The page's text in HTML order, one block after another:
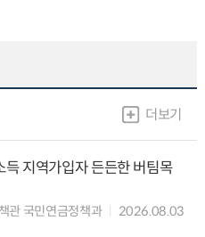
더보기
득 지역가입자 든든한 버팀목
관 국민연금정책과
2026.08.03